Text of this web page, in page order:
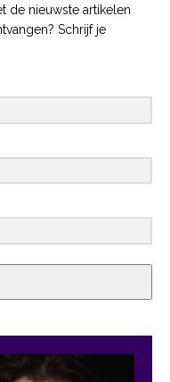
de nieuwste artikelen
Schrijf je